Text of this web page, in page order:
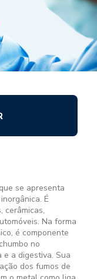
se apresenta
É
cerâmicas,
Na forma
é componente
no
e a digestiva. Sua
dos fumos de